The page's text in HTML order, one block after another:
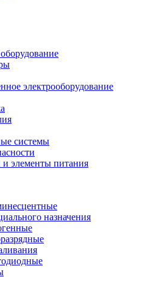
электрооборудование
системы
и элементы питания
назначения